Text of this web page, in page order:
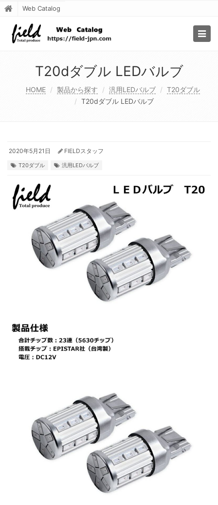
Web Catalog
T20dダブル LEDバルブ
HOME 製品から探す 汎用LEDバルブ
T20ダブル
T20dダブル LEDバルブ
2020年5月21日 FIELDスタッフ
T20ダブル 汎用LEDバルブ